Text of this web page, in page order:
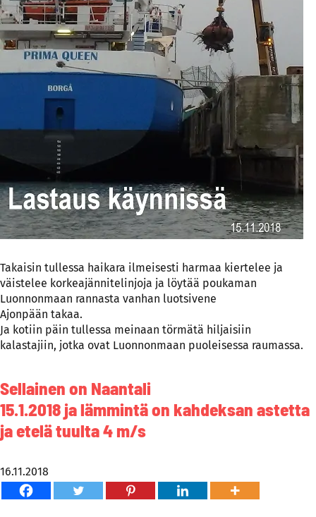
Takaisin tullessa haikara ilmeisesti harmaa kiertelee ja
väistelee korkeajännitelinjoja ja löytää poukaman
Luonnonmaan rannasta vanhan luotsivene
Ajonpään takaa.
Ja kotiin päin tullessa meinaan törmätä hiljaisiin
kalastajiin, jotka ovat Luonnonmaan puoleisessa raumassa.
Sellainen on Naantali
15.1.2018 ja lämmintä on kahdeksan astetta
ja etelä tuulta 4 m/s
16.11.2018